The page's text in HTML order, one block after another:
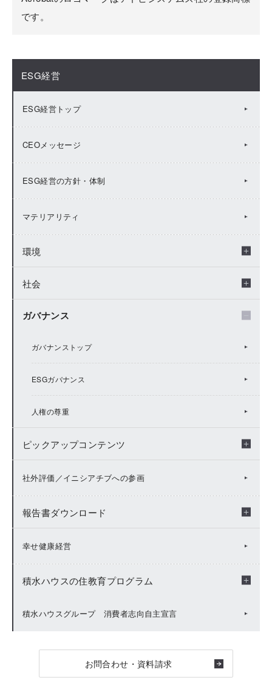
です。
ESG経営
ESG経営トップ
CEOメッセージ
ESG経営の方針・体制
マテリアリティ
環境
環境トップ
環境マネジメント
脱炭素社会への貢献
脱炭素社会への貢献トップ
TCFD
生物多様性保全
生物多様性保全トップ
TNFD
サーキュラーエコノミーに向けた取り組み
化学物質等における環境汚染への対策
水セキュリティ
工場サイトレポート
社会
社会トップ
人財価値の向上
キャリア自律支援
D&Iの推進
多様な働き方の推進
幸せの基盤づくり
ベクトルの一致
社会価値の向上
サプライチェーン・マネジメント
ガバナンス
ガバナンストップ
ESGガバナンス
人権の尊重
ピックアップコンテンツ
ピックアップコンテンツ トップ
社外評価／イニシアチブへの参画
報告書ダウンロード
Value Report
ESG Fact Book / Data Book
報告書ダウンロード（アーカイブ）
幸せ健康経営
積水ハウスの住教育プログラム
幸せ住まい学習
積水ハウスグループ 消費者志向自主宣言
お問合わせ・資料請求